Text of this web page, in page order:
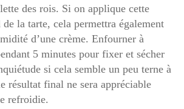
des rois. Si on applique cette
la tarte, cela permettra également
d’une crème. Enfourner à
5 minutes pour fixer et sécher
si cela semble un peu terne à
résultat final ne sera appréciable
refroidie.